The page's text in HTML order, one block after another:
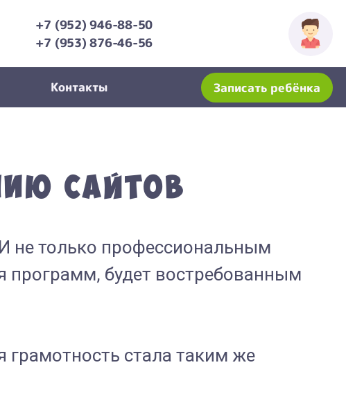
+7 (952) 946-88-50
+7 (953) 876-46-56
Контакты Записать ребёнка
сайтов
не только профессиональным
программ, будет востребованным
стала таким же